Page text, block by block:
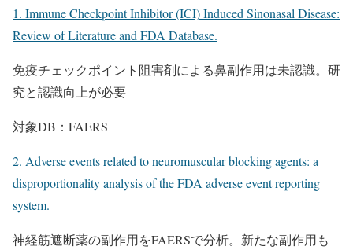
1. Immune Checkpoint Inhibitor (ICI) Induced Sinonasal Disease:
Review of Literature and FDA Database.
免疫チェックポイント阻害剤による鼻副作用は未認識。研
究と認識向上が必要
対象DB：FAERS
2. Adverse events related to neuromuscular blocking agents: a
disproportionality analysis of the FDA adverse event reporting
system.
神経筋遮断薬の副作用をFAERSで分析。新たな副作用も